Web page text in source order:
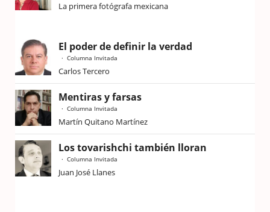
La primera fotógrafa mexicana
El poder de definir la verdad
Columna Invitada
Carlos Tercero
Mentiras y farsas
Columna Invitada
Martín Quitano Martínez
Los tovarishchi también lloran
Columna Invitada
Juan José Llanes